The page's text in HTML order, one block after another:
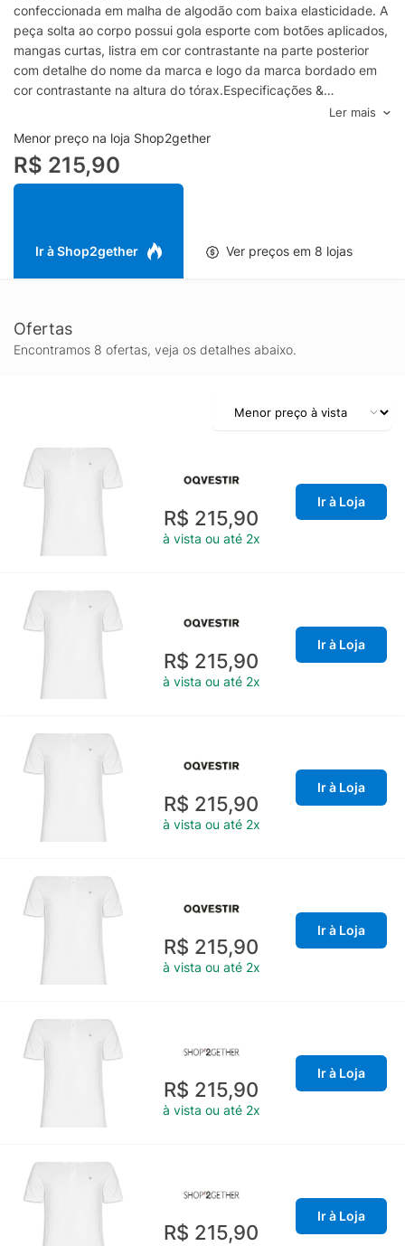
confeccionada em malha de algodão com baixa elasticidade. A
peça solta ao corpo possui gola esporte com botões aplicados,
mangas curtas, listra em cor contrastante na parte posterior
com detalhe do nome da marca e logo da marca bordado em
cor contrastante na altura do tórax.Especificações &
Cuidados:Lavar à mão.Composição: 100% AlgodãoCor:
BrancoMarca: Calvin Klein Jeans
Ler mais
Menor preço na loja Shop2gether
R$ 215,90
Ir à Shop2gether Ver preços em 8 lojas
Ofertas
Encontramos 8 ofertas, veja os detalhes abaixo.
R$ 215,90
à vista ou até 2x
Ir à Loja
R$ 215,90
à vista ou até 2x
Ir à Loja
R$ 215,90
à vista ou até 2x
Ir à Loja
R$ 215,90
à vista ou até 2x
Ir à Loja
R$ 215,90
à vista ou até 2x
Ir à Loja
R$ 215,90
Ir à Loja